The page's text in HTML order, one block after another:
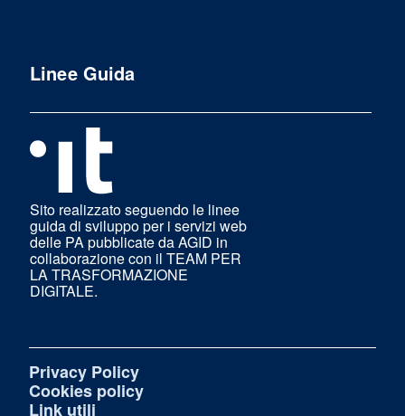
Linee Guida
Sito realizzato seguendo le linee
guida di sviluppo per i servizi web
delle PA pubblicate da AGID in
collaborazione con il TEAM PER
LA TRASFORMAZIONE
DIGITALE.
Privacy Policy
Cookies policy
Link utili